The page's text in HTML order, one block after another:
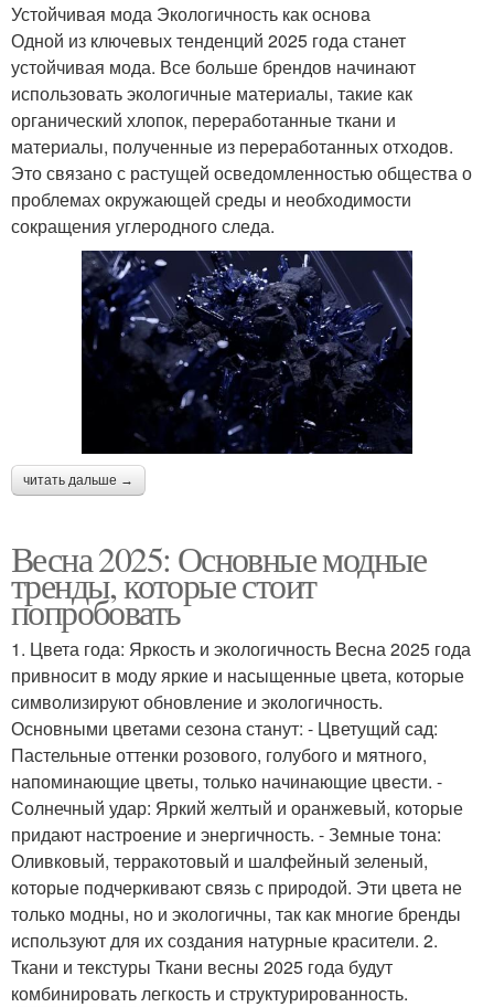
Устойчивая мода Экологичность как основа
Одной из ключевых тенденций 2025 года станет
устойчивая мода. Все больше брендов начинают
использовать экологичные материалы, такие как
органический хлопок, переработанные ткани и
материалы, полученные из переработанных отходов.
Это связано с растущей осведомленностью общества о
проблемах окружающей среды и необходимости
сокращения углеродного следа.
читать дальше →
Весна 2025: Основные модные
тренды, которые стоит
попробовать
1. Цвета года: Яркость и экологичность Весна 2025 года
привносит в моду яркие и насыщенные цвета, которые
символизируют обновление и экологичность.
Основными цветами сезона станут: - Цветущий сад:
Пастельные оттенки розового, голубого и мятного,
напоминающие цветы, только начинающие цвести. -
Солнечный удар: Яркий желтый и оранжевый, которые
придают настроение и энергичность. - Земные тона:
Оливковый, терракотовый и шалфейный зеленый,
которые подчеркивают связь с природой. Эти цвета не
только модны, но и экологичны, так как многие бренды
используют для их создания натурные красители. 2.
Ткани и текстуры Ткани весны 2025 года будут
комбинировать легкость и структурированность.